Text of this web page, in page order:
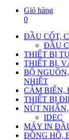
Giỏ hàng
0
ĐẦU CỐT,
ĐẦU
THIẾT BỊ
THIẾT BỊ,
BỘ
NHIỆT
CẢM BIẾN,
THIẾT BỊ
NÚT
IDEC
MÁY IN
ĐỒNG HỒ,